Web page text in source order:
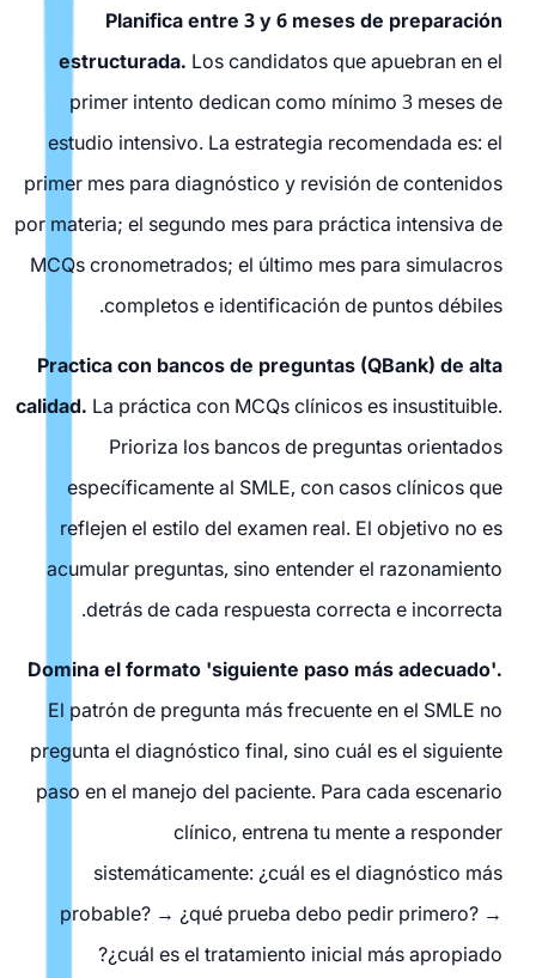
Planifica entre 3 y 6 meses de preparación
estructurada.Los candidatos que apuebran en el
primer intento dedican como mínimo 3 meses de
estudio intensivo. La estrategia recomendada es: el
primer mes para diagnóstico y revisión de contenidos
por materia; el segundo mes para práctica intensiva de
MCQs cronometrados; el último mes para simulacros
completos e identificación de puntos débiles.
Practica con bancos de preguntas (QBank) de alta
calidad.La práctica con MCQs clínicos es insustituible.
Prioriza los bancos de preguntas orientados
específicamente al SMLE, con casos clínicos que
reflejen el estilo del examen real. El objetivo no es
acumular preguntas, sino entender el razonamiento
detrás de cada respuesta correcta e incorrecta.
Domina el formato 'siguiente paso más adecuado'.
El patrón de pregunta más frecuente en el SMLE no
pregunta el diagnóstico final, sino cuál es el siguiente
paso en el manejo del paciente. Para cada escenario
clínico, entrena tu mente a responder
sistemáticamente: ¿cuál es el diagnóstico más
probable? → ¿qué prueba debo pedir primero? →
¿cuál es el tratamiento inicial más apropiado?